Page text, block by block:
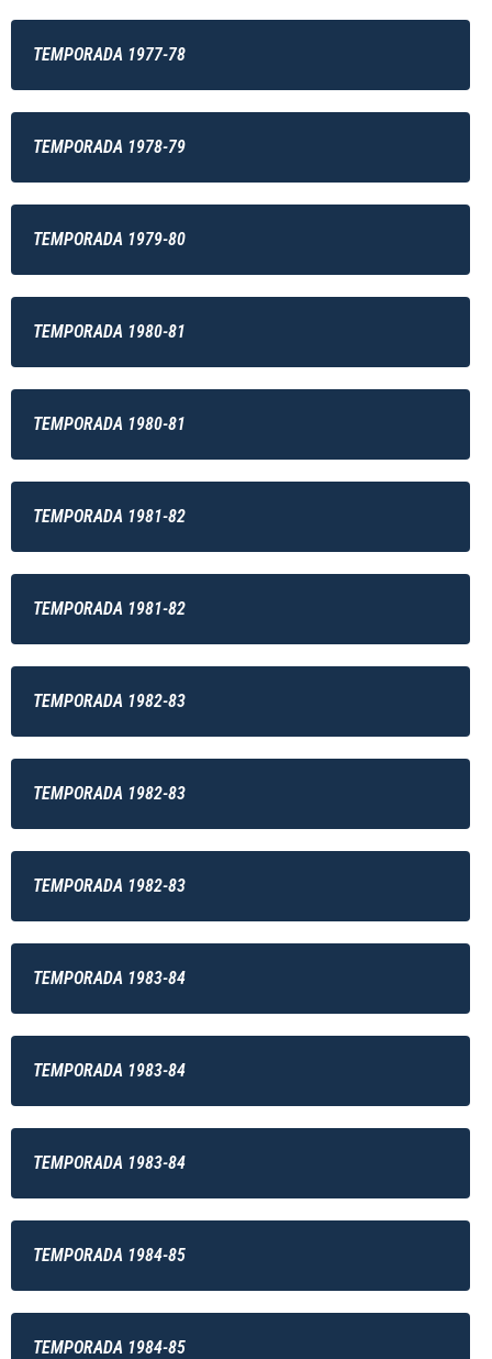
TEMPORADA 1977-78
TEMPORADA 1978-79
TEMPORADA 1979-80
TEMPORADA 1980-81
TEMPORADA 1980-81
TEMPORADA 1981-82
TEMPORADA 1981-82
TEMPORADA 1982-83
TEMPORADA 1982-83
TEMPORADA 1982-83
TEMPORADA 1983-84
TEMPORADA 1983-84
TEMPORADA 1983-84
TEMPORADA 1984-85
TEMPORADA 1984-85